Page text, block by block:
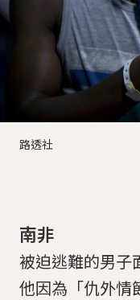
路透社
南非
被迫逃難的男子
他因為「仇外